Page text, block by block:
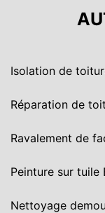
Isolation de
Réparation de
Ravalement de
Peinture sur tuile
Nettoyage